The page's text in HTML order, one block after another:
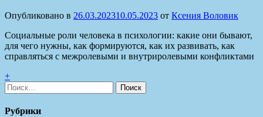
Опубликовано в 26.03.202310.05.2023 от Ксения Воловик
Социальные роли человека в психологии: какие они бывают,
для чего нужны, как формируются, как их развивать, как
справляться с межролевыми и внутриролевыми конфликтами
+
Найти:
Рубрики